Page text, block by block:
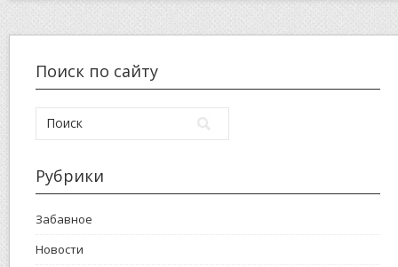
Поиск по сайту
Рубрики
Забавное
Новости